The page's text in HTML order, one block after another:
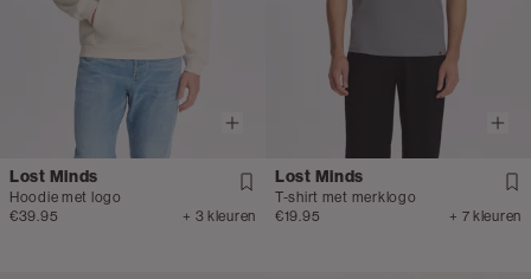
Lost Minds
Hoodie met logo
€39.95
+ 3 kleuren
Lost Minds
T-shirt met merklogo
€19.95
+ 7 kleuren